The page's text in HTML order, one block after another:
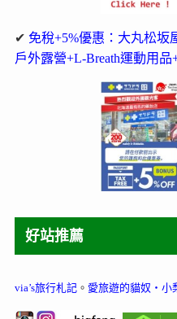
✔ 免稅+5%優惠：大丸松坂
戶外露營+L-Breath運動用品
好站推薦
via’s旅行札記。 愛旅遊的貓奴‧小